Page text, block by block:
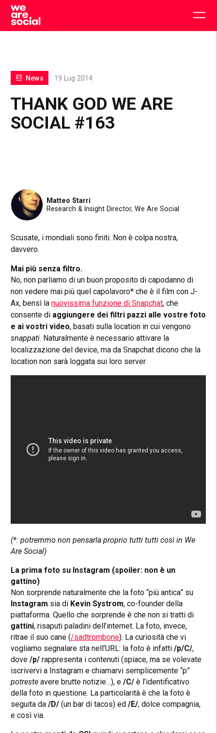
Skip
content
THANK GOD WE ARE
SOCIAL #163
News 19 Lug 2014
Matteo Starri
Research & Insight Director, We Are Social
Scusate, i mondiali sono finiti. Non è colpa nostra,
davvero.
Mai più senza filtro.
No, non parliamo di un buon proposito di capodanno di
non vedere mai più quel capolavoro* che è il film con J-
Ax, bensì lanuovissima funzione di Snapchat, che
consente di aggiungere dei filtri pazzi alle vostre foto
e ai vostri video, basati sulla location in cui vengono
snappati. Naturalmente è necessario attivare la
localizzazione del device, ma da Snapchat dicono che la
location non sarà loggata sui loro server.
(*: potremmo non pensarla proprio tutti tutti così in We
Are Social)
La prima foto su Instagram (spoiler: non è un
gattino)
Non sorprende naturalmente che la foto “più antica” su
Instagram sia di Kevin Systrom, co-founder della
piattaforma. Quello che sorprende è che non si tratti di
gattini, risaputi paladini dell’internet. La foto, invece,
ritrae il suo cane (/sadtrombone). La curiosità che vi
vogliamo segnalare sta nell’URL: la foto è infatti/p/C/,
dove/p/ rappresenta i contenuti (spiace, ma se volevate
iscrivervi a Instagram e chiamarvi semplicemente “p”
potreste avere brutte notizie…), e/C/ è l’identificativo
della foto in questione. La particolarità è che la foto è
seguita da/D/ (un bar di tacos) ed/E/, dolce compagnia,
e così via.